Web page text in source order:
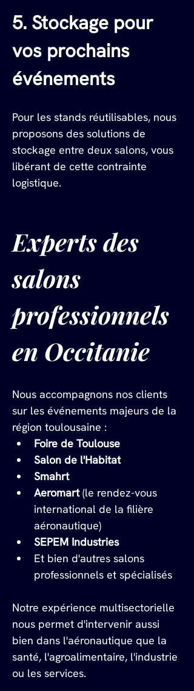
5. Stockage pour
vos prochains
événements
Pour les stands réutilisables, nous
proposons des solutions de
stockage entre deux salons, vous
libérant de cette contrainte
logistique.
Experts des
salons
professionnels
en Occitanie
Nous accompagnons nos clients
sur les événements majeurs de la
région toulousaine :
Foire de Toulouse
Salon de l'Habitat
Smahrt
Aeromart (le rendez-vous
international de la filière
aéronautique)
SEPEM Industries
Et bien d'autres salons
professionnels et spécialisés
Notre expérience multisectorielle
nous permet d'intervenir aussi
bien dans l'aéronautique que la
santé, l'agroalimentaire, l'industrie
ou les services.